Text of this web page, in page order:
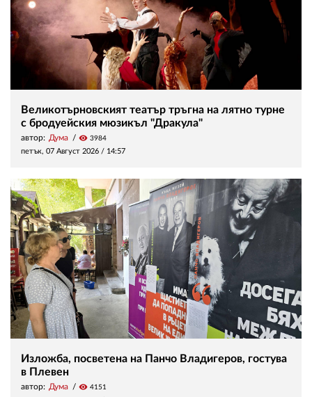
Великотърновският театър тръгна на лятно турне
с бродуейския мюзикъл "Дракула"
автор: Дума visibility 3984
петък, 07 Август 2026 / 14:57
Изложба, посветена на Панчо Владигеров, гостува
в Плевен
автор: Дума visibility 4151